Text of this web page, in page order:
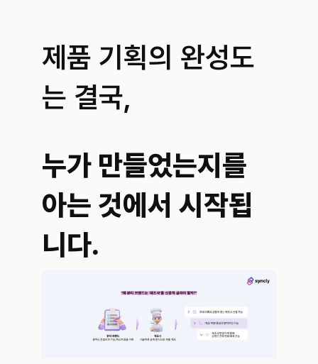
제품 기획의 완성도
는 결국,
누가 만들었는지를
아는 것에서 시작됩
니다.